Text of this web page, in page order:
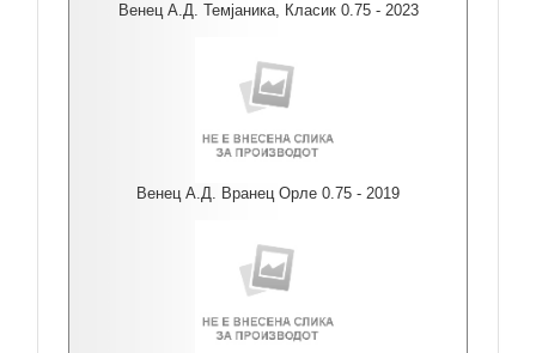
Венец А.Д. Темјаника, Класик 0.75 - 2023
Венец А.Д. Вранец Орле 0.75 - 2019